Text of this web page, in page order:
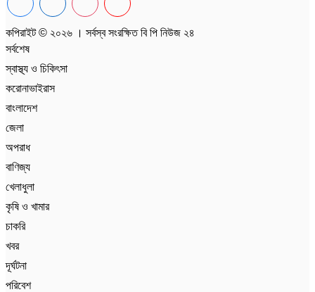
কপিরাইট © ২০২৬ । সর্বস্ব সংরক্ষিত বি পি নিউজ ২৪
সর্বশেষ
স্বাস্থ্য ও চিকিৎসা
করোনাভাইরাস
বাংলাদেশ
জেলা
অপরাধ
বাণিজ্য
খেলাধুলা
কৃষি ও খামার
চাকরি
খবর
দূর্ঘটনা
পরিবেশ